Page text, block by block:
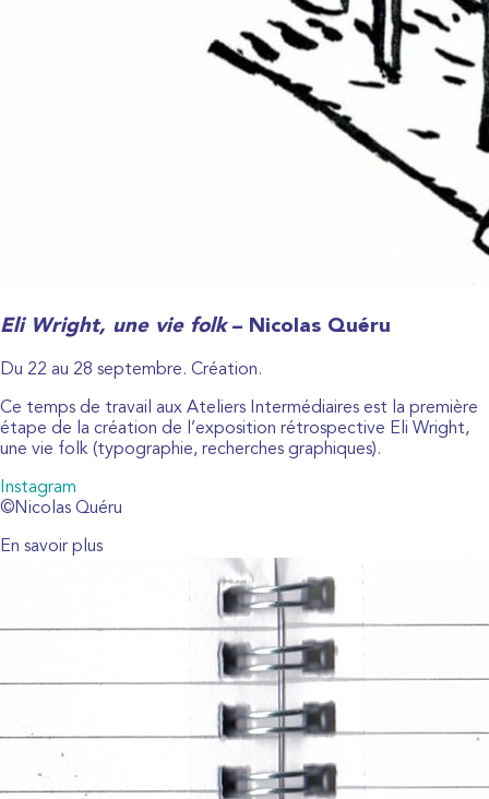
Eli Wright, une vie folk– Nicolas Quéru
Du 22 au 28 septembre. Création.
Ce temps de travail aux Ateliers Intermédiaires est la première
étape de la création de l’exposition rétrospective Eli Wright,
une vie folk (typographie, recherches graphiques).
Instagram
©Nicolas Quéru
En savoir plus